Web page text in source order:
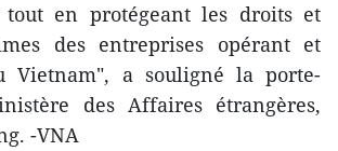
tout en protégeant les droits et
des entreprises opérant et
Vietnam", a souligné la porte-
des Affaires étrangères,
-VNA